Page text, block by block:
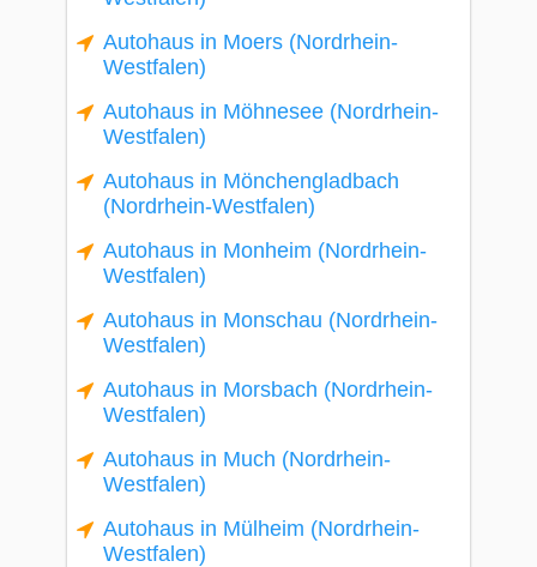
Autohaus in Moers (Nordrhein-
Westfalen)
Autohaus in Möhnesee (Nordrhein-
Westfalen)
Autohaus in Mönchengladbach
(Nordrhein-Westfalen)
Autohaus in Monheim (Nordrhein-
Westfalen)
Autohaus in Monschau (Nordrhein-
Westfalen)
Autohaus in Morsbach (Nordrhein-
Westfalen)
Autohaus in Much (Nordrhein-
Westfalen)
Autohaus in Mülheim (Nordrhein-
Westfalen)